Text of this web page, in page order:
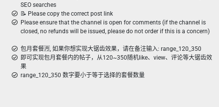
SEO searches
📝 Please copy the correct post link
Please ensure that the channel is open for comments (if the channel is
closed, no refunds will be issued, please do not order if this is a concern)
包月套餐🈷️, 如果你想实现大锯齿效果，请在备注输入: range_120_350
即可实现包月套餐内的帖子，从120~350随机like、view、评论等大锯齿效
果
range_120_350 数字要小于等于选择的套餐数量